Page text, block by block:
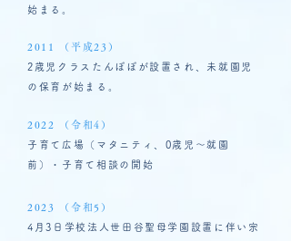
始まる。
2011 （平成23）
2歳児クラスたんぽぽが設置され、未就園児
の保育が始まる。
2022 （令和4）
子育て広場（マタニティ、0歳児～就園
前）・子育て相談の開始
2023 （令和5）
4月3日学校法人世田谷聖母学園設置に伴い宗